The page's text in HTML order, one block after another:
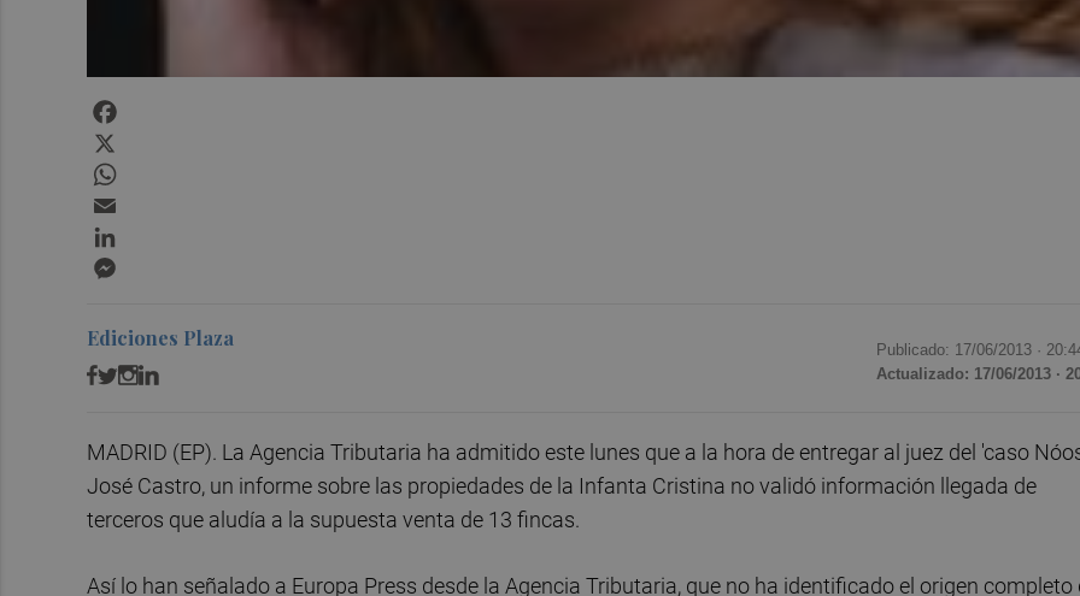
Ediciones Plaza Publicado: 17/06/2013 ·
Actualizado: 17/06/2013 ·
MADRID (EP). La Agencia Tributaria ha admitido este lunes que a la hora de entregar al juez del 'caso
José Castro, un informe sobre las propiedades de la Infanta Cristina no validó información llegada de
terceros que aludía a la supuesta venta de 13 fincas.
Así lo han señalado a Europa Press desde la Agencia Tributaria, que no ha identificado el origen completo